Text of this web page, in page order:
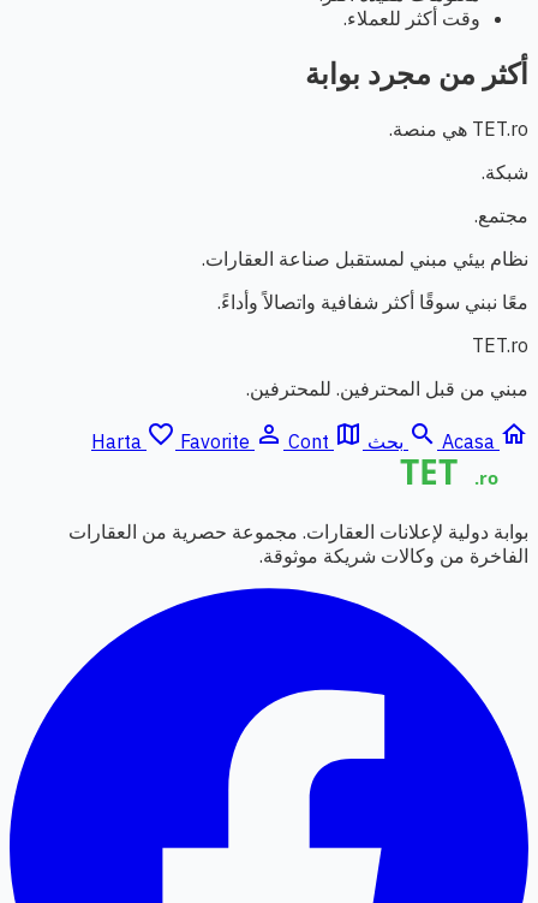
وقت أكثر للعملاء.
أكثر من مجرد بوابة
TET.ro هي منصة.
شبكة.
مجتمع.
نظام بيئي مبني لمستقبل صناعة العقارات.
معًا نبني سوقًا أكثر شفافية واتصالاً وأداءً.
TET.ro
مبني من قبل المحترفين. للمحترفين.
home
Acasa
search بحث map
Harta favorite_border Favorite person_outline Cont
بوابة دولية لإعلانات العقارات. مجموعة حصرية من العقارات
الفاخرة من وكالات شريكة موثوقة.